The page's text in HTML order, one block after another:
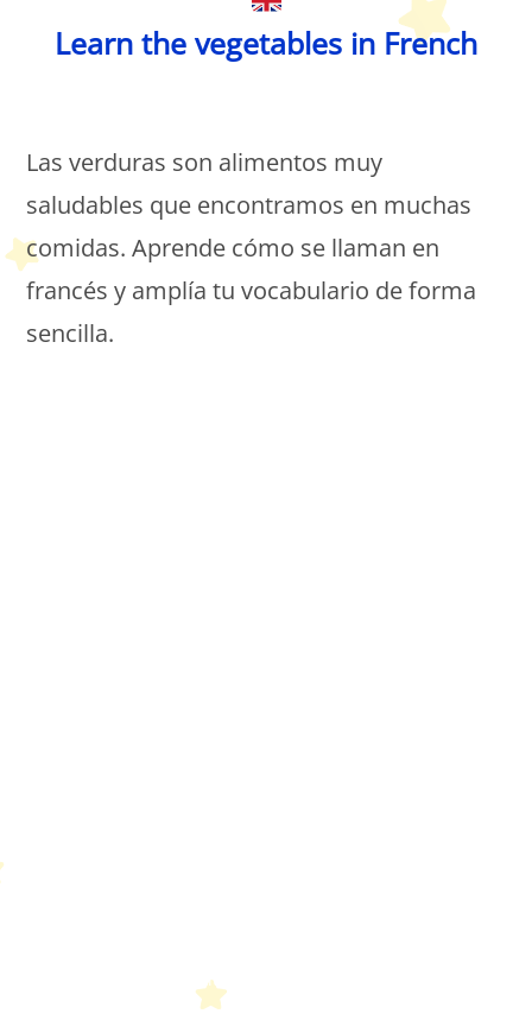
Learn the vegetables in French
Las verduras son alimentos muy
saludables que encontramos en muchas
comidas. Aprende cómo se llaman en
francés y amplía tu vocabulario de forma
sencilla.
Petit Monde Français